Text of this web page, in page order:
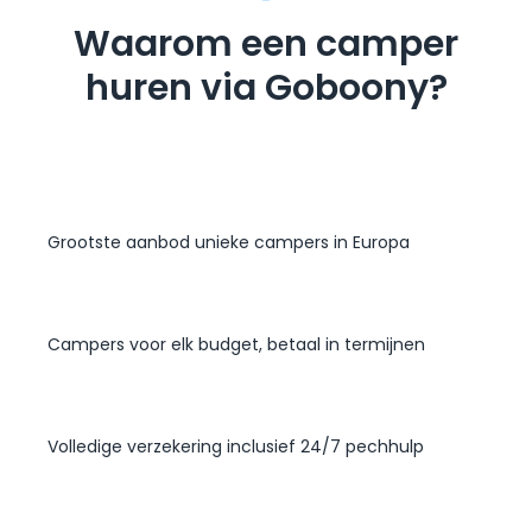
Waarom een camper
huren via Goboony?
Grootste aanbod unieke campers in Europa
Campers voor elk budget, betaal in termijnen
Volledige verzekering inclusief 24/7 pechhulp